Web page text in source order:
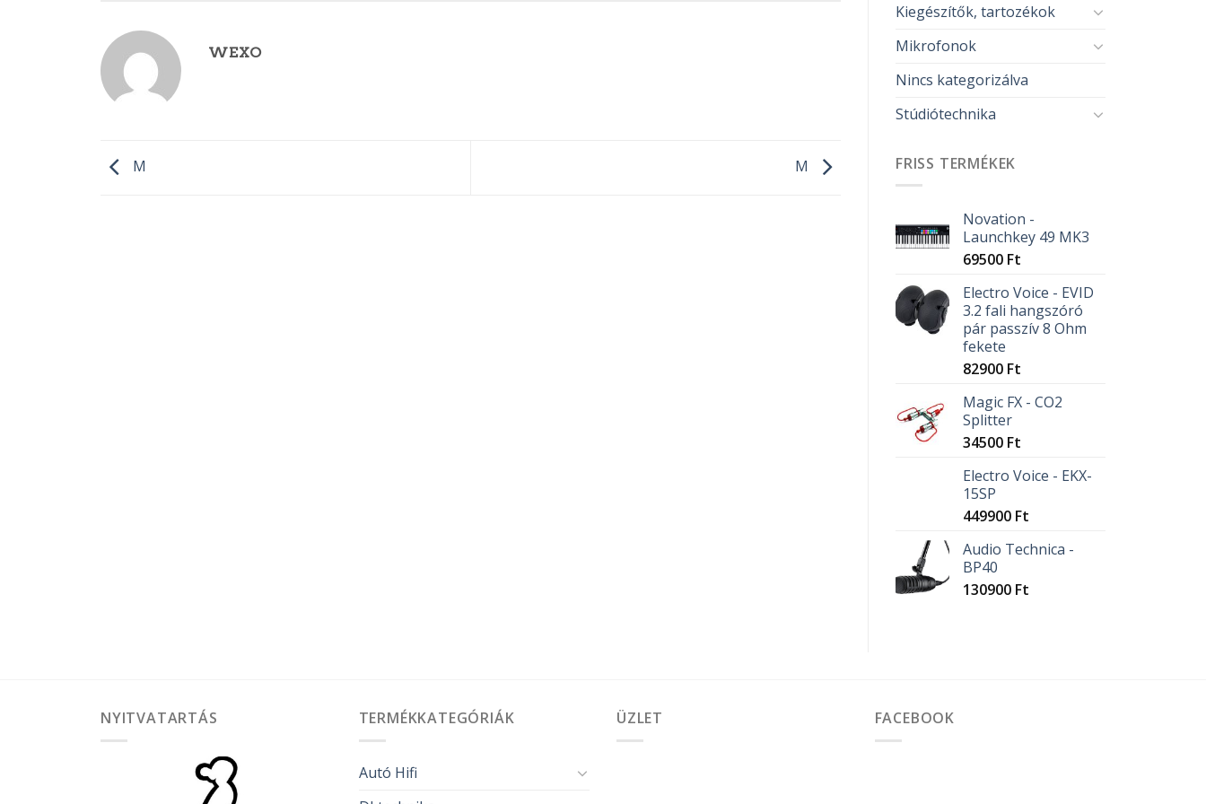
WEXO
M M
Kiegészítők, tartozékok
Mikrofonok
Nincs kategorizálva
Stúdiótechnika
FRISS TERMÉKEK
Novation -
Launchkey 49 MK3
69500 Ft
Electro Voice - EVID
3.2 fali hangszóró
pár passzív 8 Ohm
fekete
82900 Ft
Magic FX - CO2
Splitter
34500 Ft
Electro Voice - EKX-
15SP
449900 Ft
Audio Technica -
BP40
130900 Ft
NYITVATARTÁS TERMÉKKATEGÓRIÁK
Autó Hifi
ÜZLET FACEBOOK